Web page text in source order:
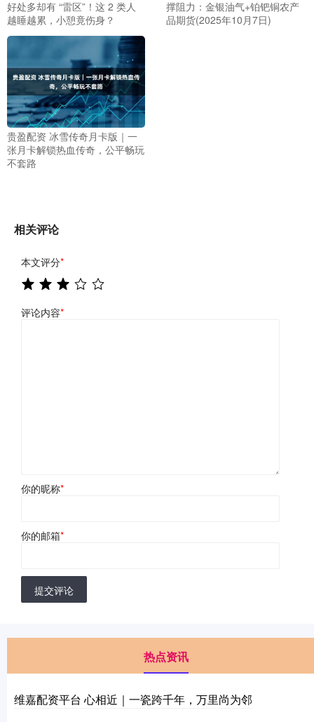
好处多却有 “雷区”！这 2 类人
越睡越累，小憩竟伤身？
撑阻力：金银油气+铂钯铜农产
品期货(2025年10月7日)
贵盈配资 冰雪传奇月卡版｜一
张月卡解锁热血传奇，公平畅玩
不套路
相关评论
本文评分*
评论内容*
你的昵称*
你的邮箱*
提交评论
热点资讯
维嘉配资平台 心相近｜一瓷跨千年，万里尚为邻